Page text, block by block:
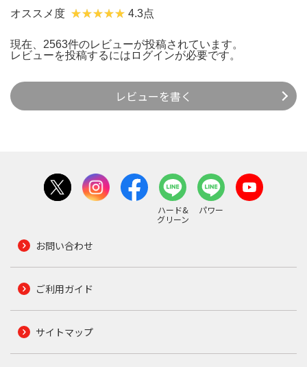
オススメ度 4.3点
現在、2563件のレビューが投稿されています。
レビューを投稿するには ログインが必要です。
レビューを書く
ハード&
グリーン
パワー
お問い合わせ
ご利用ガイド
サイトマップ